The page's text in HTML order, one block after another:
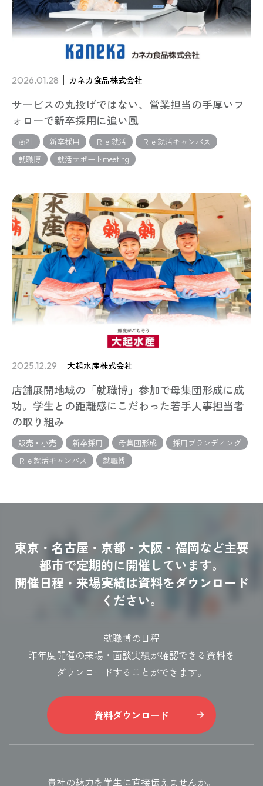
2026.01.28 カネカ食品株式会社
サービスの丸投げではない、営業担当の手厚いフ
ォローで新卒採用に追い風
商社 新卒採用 Ｒｅ就活
Ｒｅ就活キャンパス
就職博
就活サポートmeeting
2025.12.29 大起水産株式会社
店舗展開地域の「就職博」参加で母集団形成に成
功。学生との距離感にこだわった若手人事担当者
の取り組み
販売・小売 新卒採用 母集団形成
採用ブランディング
Ｒｅ就活キャンパス
就職博
東京・名古屋・京都・大阪・福岡など主要
都市で定期的に開催しています。
開催日程・来場実績は資料をダウンロード
ください。
就職博の日程
昨年度開催の来場・面談実績が確認できる資料を
ダウンロードすることができます。
資料ダウンロード
貴社の魅力を学生に直接伝えませんか。